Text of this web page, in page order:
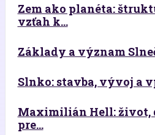
Zem ako planéta:
vzťah k...
Základy a význam
Slnko: stavba, vývoj a
Maximilián Hell: život,
pre...